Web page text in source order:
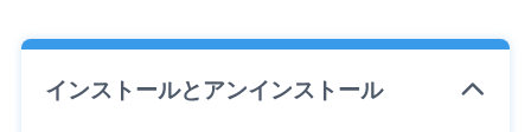
インストールとアンインストール